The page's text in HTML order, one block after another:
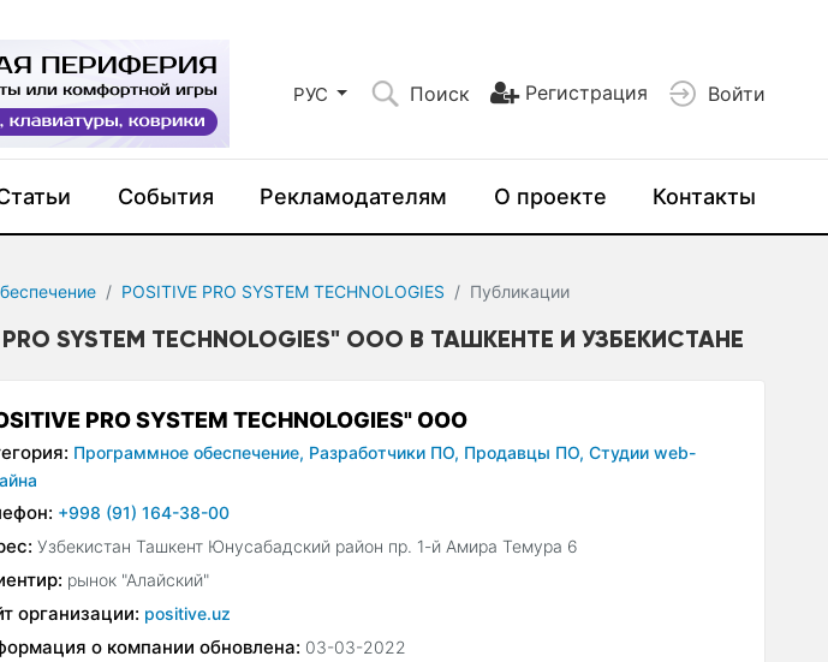
РУС Поиск Регистрация Войти
События Рекламодателям О проекте Контакты
POSITIVE PRO SYSTEM TECHNOLOGIES Публикации
SYSTEM TECHNOLOGIES" ООО В ТАШКЕНТЕ И УЗБЕКИСТАНЕ
PRO SYSTEM TECHNOLOGIES" ООО
Программное обеспечение, Разработчики ПО, Продавцы ПО, Студии web-
+998 (91) 164-38-00
Узбекистан Ташкент Юнусабадский район пр. 1-й Амира Темура 6
рынок "Алайский"
организации: positive.uz
о компании обновлена: 03-03-2022